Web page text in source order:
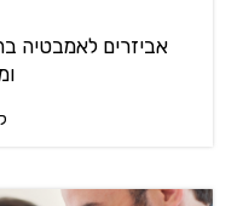
אביזרים לאמבטיה